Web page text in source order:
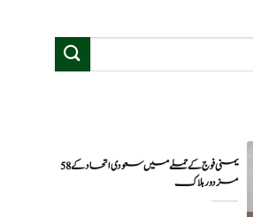
یمنی فوج کے حملے میں سعودی اتحاد کے 58
مزدور ہلاک